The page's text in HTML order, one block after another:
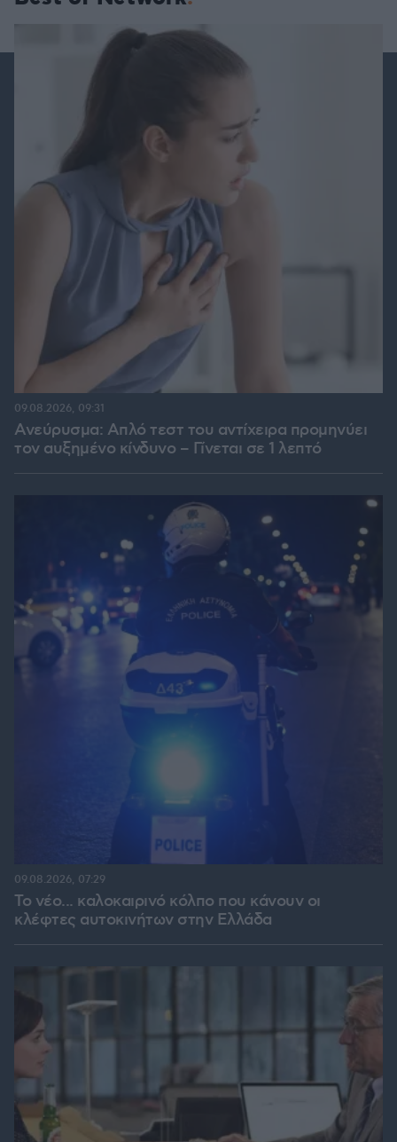
Ανεύρυσμα: Απλό τεστ του αντίχειρα προμηνύει
τον αυξημένο κίνδυνο – Γίνεται σε 1 λεπτό
09.08.2026, 09:31
Το νέο... καλοκαιρινό κόλπο που κάνουν οι
κλέφτες αυτοκινήτων στην Ελλάδα
09.08.2026, 07:29